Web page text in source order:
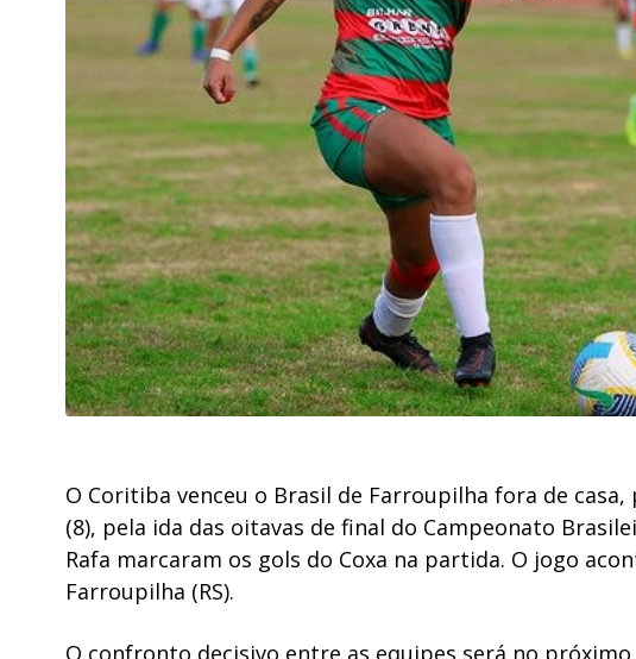
O Coritiba venceu o Brasil de Farroupilha fora de
(8), pela ida das oitavas de final do Campeonato
Rafa marcaram os gols do Coxa na partida. O jogo
Farroupilha (RS).
O confronto decisivo entre as equipes será no próximo